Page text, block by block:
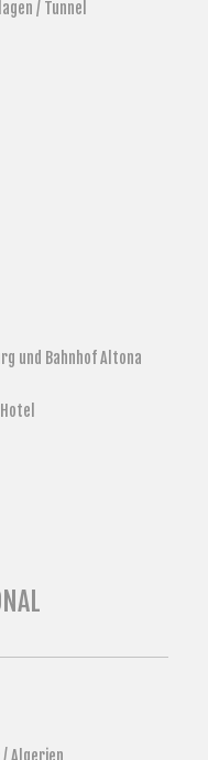
/ Tunnel
und Bahnhof Altona
/ Algerien